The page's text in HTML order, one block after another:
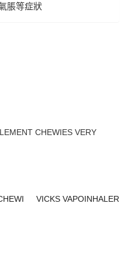
脹等症狀
CHEWIES VERY
VICKS VAPOINHALER